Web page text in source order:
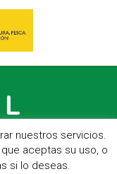
nuestros servicios.
aceptas su uso, o
si lo deseas.